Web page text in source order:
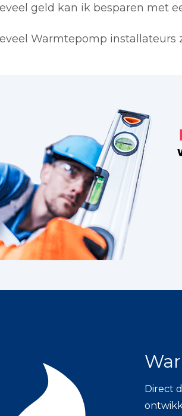
geld kan ik besparen met
Warmtepomp installateurs
Direct